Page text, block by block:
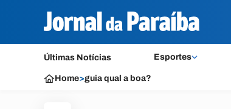
Últimas Notícias Esportes
Home>guia qual a boa?